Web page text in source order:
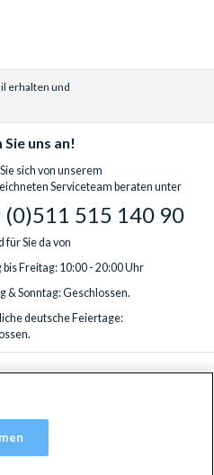
erhalten und
Sie uns an!
sich von unserem
Serviceteam beraten unter
(0)511 515 140 90
für Sie da von
bis Freitag: 10:00 - 20:00 Uhr
& Sonntag: Geschlossen.
deutsche Feiertage: